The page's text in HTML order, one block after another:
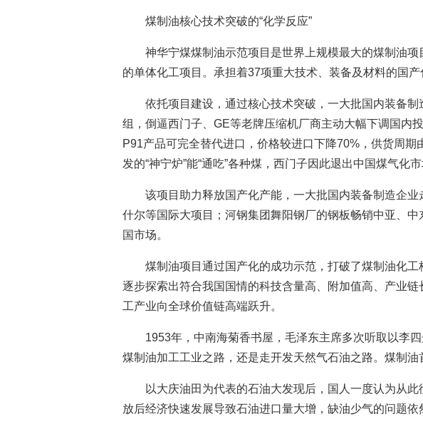
煤制油核心技术突破的“化学反应”
神华宁煤煤制油示范项目是世界上规模最大的煤制油
的单体化工项目。承担着37项重大技术、装备及材料的国产
依托项目建设，通过核心技术突破，一大批国内装备
组，倒逼西门子、GE等老牌压缩机厂商主动大幅下调国内
P91产品可完全替代进口，价格较进口下降70%，供货周
发的“神宁炉”能“通吃”各种煤，西门子因此退出中国煤气化市
该项目助力释放国产化产能，一大批国内装备制造企
什尔等国际大项目；河钢集团舞阳钢厂的钢板畅销中亚、中
国市场。
煤制油项目通过国产化的成功示范，打破了煤制油化工
逐步探索出符合我国国情的科技含量高、附加值高、产业
工产业向全球价值链高端跃升。
1953年，中南海菊香书屋，毛泽东主席多次听取以李
煤制油加工工业之路，还是走开发天然气石油之路。煤制油
以大庆油田为代表的石油大发现后，国人一度认为从
放后经济快速发展导致石油进口量大增，缺油少气的问题依